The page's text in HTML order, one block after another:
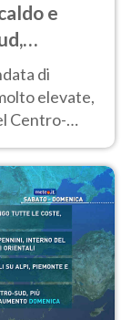
e
di
elevate,
Centro-